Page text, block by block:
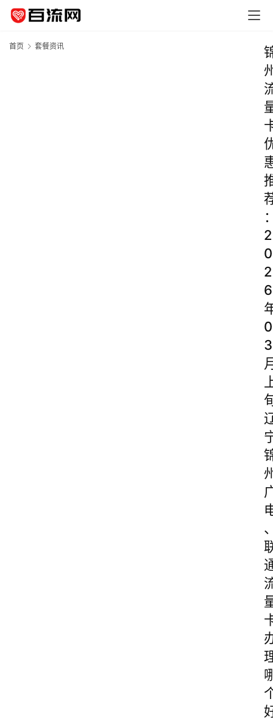
首页 套餐资讯
2
0
2
6
0
3